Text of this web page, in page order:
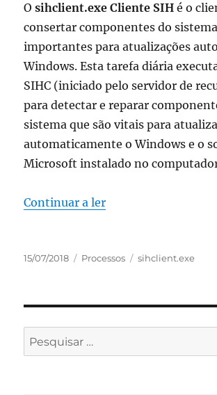
Osihclient.exe Cliente SIH é o
consertar componentes do
importantes para atualizações
Windows. Esta tarefa diária
SIHC (iniciado pelo servidor de
para detectar e reparar
sistema que são vitais para
automaticamente o Windows e o
Microsoft instalado no
Continuar a ler“sihclient.exe
Publicado
15/07/2018 Categorias
Processos Etiquetas
sihclient.exe
Pesquisar
por: